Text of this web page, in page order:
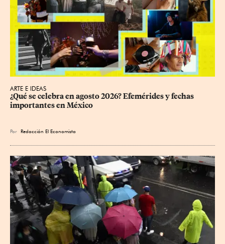
ARTE E IDEAS
¿Qué se celebra en agosto 2026? Efemérides y fechas
importantes en México
Por Redacción El Economista